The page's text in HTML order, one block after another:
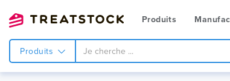
Produits
Produits